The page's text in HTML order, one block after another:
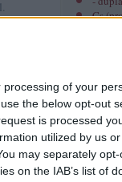
of your
the below opt-out
is processed
utilized by us
may separately
on the IAB’s list of
Cs(
(profil)
hami (
lécci(
Qedrák
Ramos
maotai